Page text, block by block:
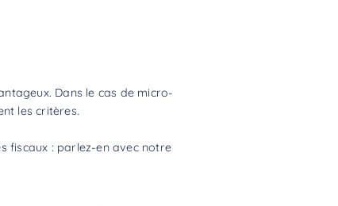
Dans le cas de micro-
les critères.
fiscaux : parlez-en avec notre